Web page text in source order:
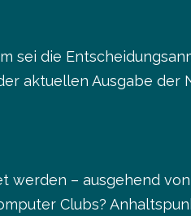
sei die
aktuellen Ausgabe der
werden – ausgehend
Clubs?